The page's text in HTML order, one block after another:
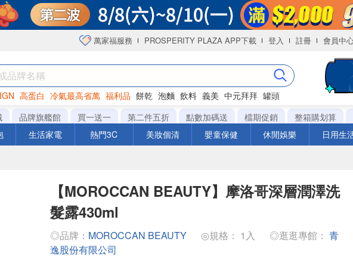
萬家福服務 PROSPERITY PLAZA APP下載 登入 註冊 會員中
高蛋白 冷氣最高省萬 福利品 餅乾 泡麵 飲料 義美 中元拜拜 罐頭
咖啡
品牌旗艦館 買一送一 第二件五折 點數加碼送 檔期促銷 整箱購划算
生活家電 熱門3C 美妝個清 嬰童保健 休閒娛樂 日用生
【MOROCCAN BEAUTY】摩洛哥深層潤澤洗
髮露430ml
◎品牌： MOROCCAN BEAUTY ◎規格： 1入 ◎逛逛專館： 青
逸股份有限公司